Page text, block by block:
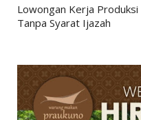
Lowongan Kerja
Tanpa Syarat Ijazah